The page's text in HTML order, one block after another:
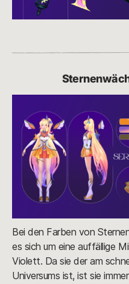
Bei den Farben von
es sich um eine auffällige
Violett. Da sie der am
Universums ist, ist sie